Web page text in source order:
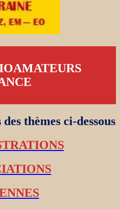
thèmes ci-dessous